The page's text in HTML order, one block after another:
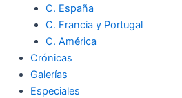
C. España
C. Francia y Portugal
C. América
Crónicas
Galerías
Especiales